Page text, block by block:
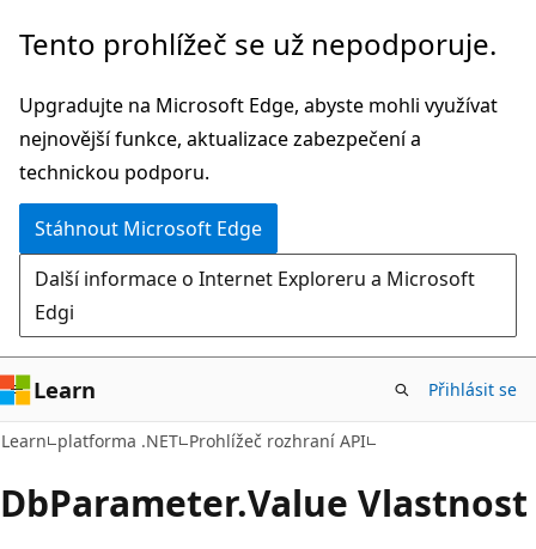
Přeskočit
hlavní
obsah
Přeskočit
navigaci
na
stránce
Tento prohlížeč se už nepodporuje.
Upgradujte na Microsoft Edge, abyste mohli využívat
nejnovější funkce, aktualizace zabezpečení a
technickou podporu.
Stáhnout Microsoft Edge
Další informace o Internet Exploreru a Microsoft
Edgi
Learn Přihlásit se
Learn platforma .NET Prohlížeč rozhraní API
DbParameter.Value Vlastnost